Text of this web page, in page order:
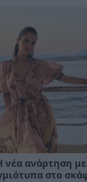
ανάρτηση με
στο